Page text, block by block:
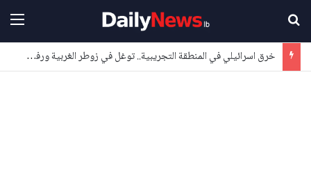
خرق اسرائيلي في المنطقة التجريبية.. توغل في زوطر الغربية ورفع ساتر ترابي